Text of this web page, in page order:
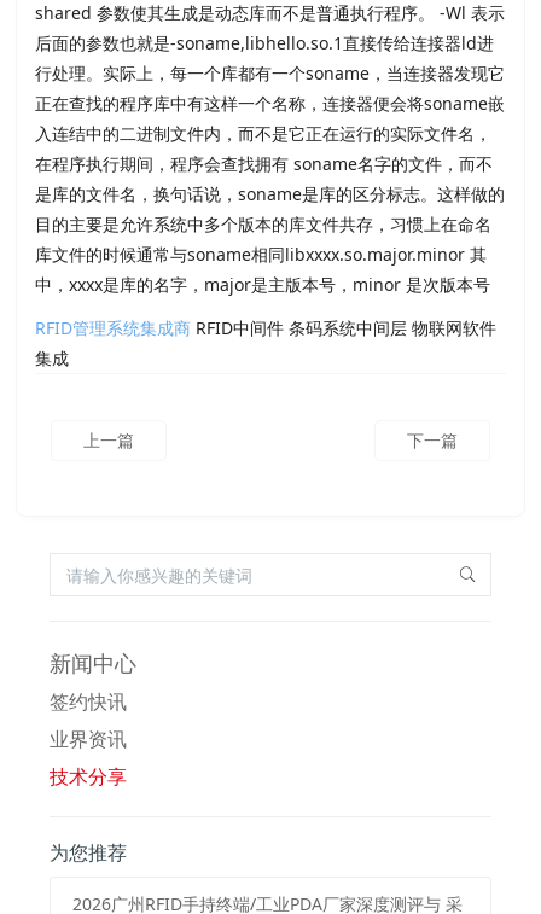
shared 参数使其生成是动态库而不是普通执行程序。
-Wl 表示
后面的参数也就是-soname,libhello.so.1直接传给连接器ld进
行处理。实际上，每一个库都有一个soname，当连接器发现它
正在查找的程序库中有这样一个名称，连接器便会将soname嵌
入连结中的二进制文件内，而不是它正在运行的实际文件名，
在程序执行期间，程序会查找拥有 soname名字的文件，而不
是库的文件名，换句话说，soname是库的区分标志。这样做的
目的主要是允许系统中多个版本的库文件共存，习惯上在命名
库文件的时候通常与soname相同libxxxx.so.major.minor 其
中，xxxx是库的名字， major是主版本号， minor 是次版本号
RFID管理系统集成商 RFID中间件 条码系统中间层 物联网软件
集成
上一篇 下一篇
新闻中心
签约快讯
业界资讯
技术分享
为您推荐
2026⼴州RFID⼿持终端/⼯业PDA⼚家深度测评与 采